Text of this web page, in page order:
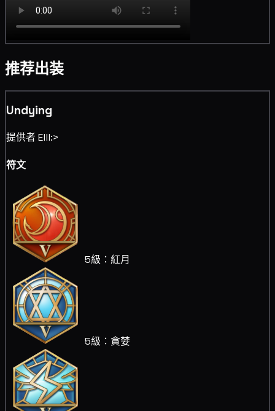
推荐出装
Undying
提供者 Elll:>
符文
5級：紅月
5級：貪婪